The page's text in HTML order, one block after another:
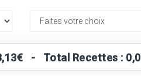
- Total Recettes :